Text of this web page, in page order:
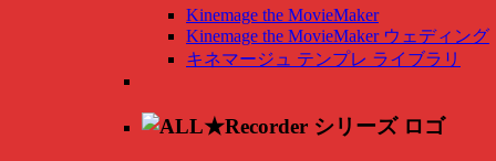
Kinemage the MovieMaker
Kinemage the MovieMaker ウェディング
キネマージュ テンプレ ライブラリ